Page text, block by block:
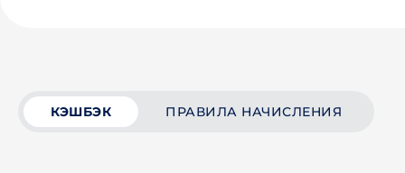
КЭШБЭК ПРАВИЛА НАЧИСЛЕНИЯ